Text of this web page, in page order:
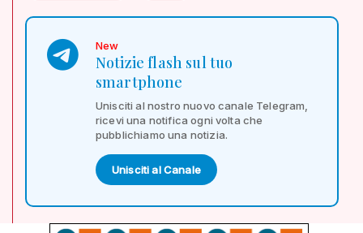
New
Notizie flash sul tuo
smartphone
Unisciti al nostro nuovo canale Telegram,
ricevi una notifica ogni volta che
pubblichiamo una notizia.
Unisciti al Canale